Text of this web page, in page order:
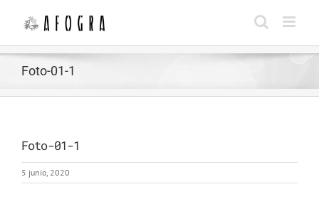
contenido
Foto-01-1
Foto-01-1
5 junio, 2020